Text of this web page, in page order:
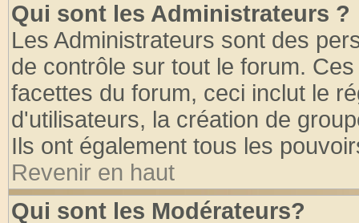
Qui sont les Administrateurs ?
Les Administrateurs sont des
de contrôle sur tout le forum.
facettes du forum, ceci inclut le
d'utilisateurs, la création de
Ils ont également tous les
Revenir en haut
Qui sont les Modérateurs?